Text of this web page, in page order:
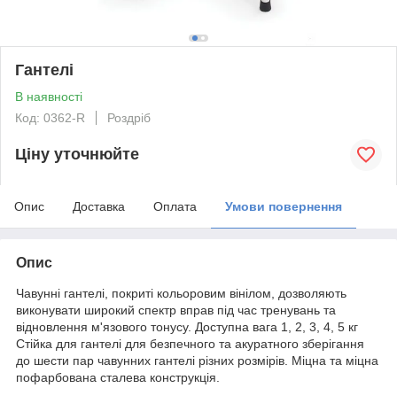
Гантелі
В наявності
Код: 0362-R
Роздріб
Ціну уточнюйте
Опис Доставка Оплата Умови повернення
Опис
Чавунні гантелі, покриті кольоровим вінілом, дозволяють
виконувати широкий спектр вправ під час тренувань та
відновлення м'язового тонусу. Доступна вага 1, 2, 3, 4, 5 кг
Стійка для гантелі для безпечного та акуратного зберігання
до шести пар чавунних гантелі різних розмірів. Міцна та міцна
пофарбована сталева конструкція.